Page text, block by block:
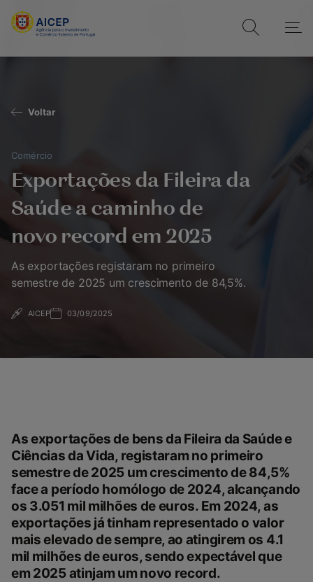
Voltar
Comércio
Exportações da Fileira da
Saúde a caminho de
novo record em 2025
As exportações registaram no primeiro
semestre de 2025 um crescimento de 84,5%.
AICEP 03/09/2025
As exportações de bens da Fileira da Saúde e
Ciências da Vida, registaram no primeiro
semestre de 2025 um crescimento de 84,5%
face a período homólogo de 2024, alcançando
os 3.051 mil milhões de euros. Em 2024, as
exportações já tinham representado o valor
mais elevado de sempre, ao atingirem os 4.1
mil milhões de euros, sendo expectável que
em 2025 atinjam um novo record.